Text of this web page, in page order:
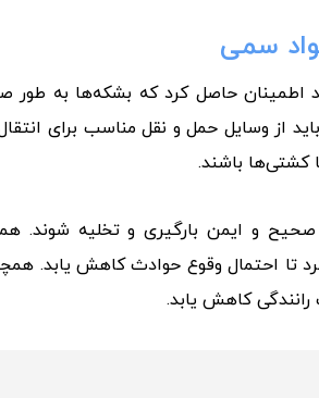
سمی
اطمینان حاصل کرد که بشکه‌ها به
از وسایل حمل و نقل مناسب برای
کشتی‌ها باشند.
صحیح و ایمن بارگیری و تخلیه شوند.
تا احتمال وقوع حوادث کاهش یابد.
کاهش یابد.